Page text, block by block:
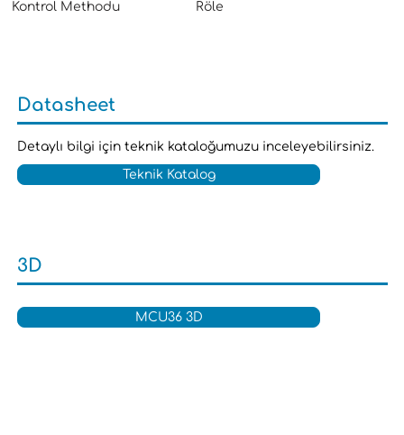
Kontrol Methodu Röle
Datasheet
Detaylı bilgi için teknik kataloğumuzu inceleyebilirsiniz.
Teknik Katalog
3D
MCU36 3D